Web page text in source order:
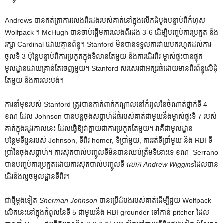
Andrews បានកត់ត្រាការលេងពីរដងរបស់គាត់នៅក្នុងលើកដំបូងបន្ទាប់ពីកំហុស
Wolfpack ។ McHugh បានចាប់ផ្តើមការលេងពីរដង 3-6 ដើម្បីបញ្ចប់ការប្រកួត និង
រក្សា Cardinal ដោយគ្មានពិន្ទុ។ Stanford មិនបានទទួលការវាយបករហូតដល់ការ
ចូលទី 3 ប៉ុន្តែបន្ទាប់ពីការប្រកួតក្នុងទីលានតែមួយ និងការដើរពីរ ម្ចាស់ផ្ទះបានផ្ទុក
មូលដ្ឋានដោយគ្រាន់តែចេញមួយ។ Stanford សរសេរជាអក្សរធំដោយមានពីរពិន្ទុលើដុំ
តែមួយ និងការលះបង់។
ការនាំមុខរបស់ Stanford ត្រូវបានកាត់ពាក់កណ្តាលនៅកំពូលនៃចំណាត់ថ្នាក់ទី 4
ខណៈដែល Johnson បានបន្តចុងសប្តាហ៍ដ៏ធំរបស់គាត់ជាមួយនឹងម្ចាស់ផ្ទះទី 7 របស់
គាត់ក្នុងរដូវកាលនេះ ដែលធ្វើឱ្យវាក្លាយជាការប្រកួតតែមួយ។ វាគឺជាមូលដ្ឋាន
បន្ថែមទីបួនរបស់ Johnson, ទីពីរ homer, ទីប្រាំមួយ, ការរត់ទីប្រាំមួយ និង RBI ទី
ប្រាំនៃចុងសប្តាហ៍។ ការ​ស៊ុត​បាល់​បញ្ចូល​ទី​មិន​បាន​ឈប់​ត្រឹម​ទី​នោះ​ទេ ខណៈ Serrano
បាន​បញ្ចប់​ការ​ប្រកួត​ដោយ​ការ​ស៊ុត​បាល់​បញ្ចូល​ទី លោក Andrew Wigginsដែលបាន
ដើរនិងលួចមូលដ្ឋានទីពីរ។
ជាថ្មីម្តងទៀត Sherman Johnson បានប្រើដំបងរបស់គាត់ដើម្បីជួយ Wolfpack
លើកនេះនៅក្នុងកំពូលនៃទី 5 ជាមួយនឹង RBI grounder ទៅកាន់ pitcher ដែល